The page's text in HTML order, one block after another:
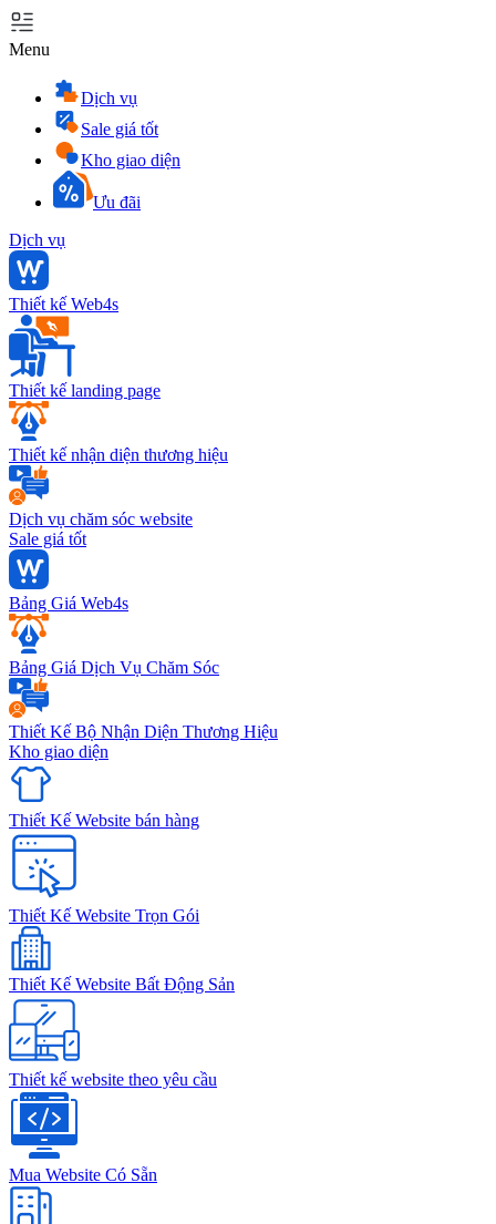
Menu
Dịch vụ
Sale giá tốt
Kho giao diện
Ưu đãi
Dịch vụ
Thiết kế Web4s
Thiết kế landing page
Thiết kế nhận diện thương hiệu
Dịch vụ chăm sóc website
Sale giá tốt
Bảng Giá Web4s
Bảng Giá Dịch Vụ Chăm Sóc
Thiết Kế Bộ Nhận Diện Thương Hiệu
Kho giao diện
Thiết Kế Website bán hàng
Thiết Kế Website Trọn Gói
Thiết Kế Website Bất Động Sản
Thiết kế website theo yêu cầu
Mua Website Có Sẵn